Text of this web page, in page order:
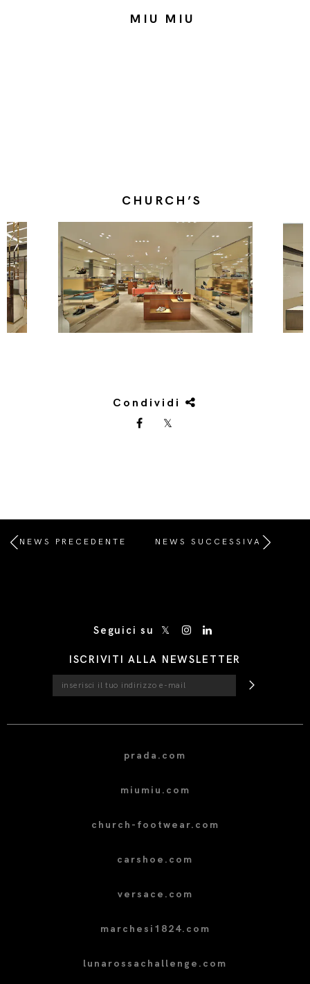
MIU MIU
CHURCH’S
Condividi
NEWS PRECEDENTE NEWS SUCCESSIVA
Seguici su
ISCRIVITI ALLA NEWSLETTER
prada.com
miumiu.com
church-footwear.com
carshoe.com
versace.com
marchesi1824.com
lunarossachallenge.com